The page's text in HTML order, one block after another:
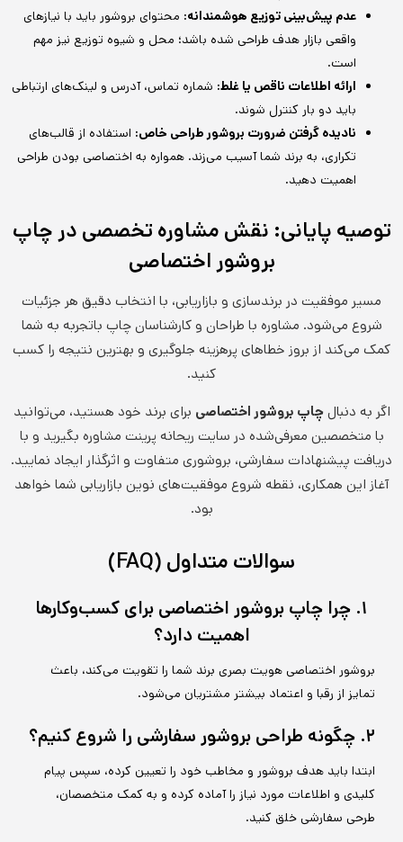
عدم پیش‌بینی توزیع هوشمندانه: محتوای بروشور باید با نیازهای
واقعی بازار هدف طراحی شده باشد؛ محل و شیوه توزیع نیز مهم
است.
ارائه اطلاعات ناقص یا غلط: شماره تماس، آدرس و لینک‌های ارتباطی
باید دو بار کنترل شوند.
نادیده گرفتن ضرورت بروشور طراحی خاص: استفاده از قالب‌های
تکراری، به برند شما آسیب می‌زند. همواره به اختصاصی بودن طراحی
اهمیت دهید.
توصیه پایانی: نقش مشاوره تخصصی در چاپ
بروشور اختصاصی
مسیر موفقیت در برندسازی و بازاریابی، با انتخاب دقیق هر جزئیات
شروع می‌شود. مشاوره با طراحان و کارشناسان چاپ باتجربه به شما
کمک می‌کند از بروز خطاهای پرهزینه جلوگیری و بهترین نتیجه را کسب
کنید.
اگر به دنبالچاپ بروشور اختصاصی برای برند خود هستید، می‌توانید
با متخصصین معرفی‌شده در سایت ریحانه پرینت مشاوره بگیرید و با
دریافت پیشنهادات سفارشی، بروشوری متفاوت و اثرگذار ایجاد نمایید.
آغاز این همکاری، نقطه شروع موفقیت‌های نوین بازاریابی شما خواهد
بود.
سوالات متداول (FAQ)
۱. چرا چاپ بروشور اختصاصی برای کسب‌وکارها
اهمیت دارد؟
بروشور اختصاصی هویت بصری برند شما را تقویت می‌کند، باعث
تمایز از رقبا و اعتماد بیشتر مشتریان می‌شود.
۲. چگونه طراحی بروشور سفارشی را شروع کنیم؟
ابتدا باید هدف بروشور و مخاطب خود را تعیین کرده، سپس پیام
کلیدی و اطلاعات مورد نیاز را آماده کرده و به کمک متخصصان،
طرحی سفارشی خلق کنید.